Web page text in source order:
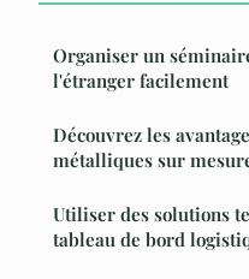
Organiser un
l'étranger facilement
Découvrez les
métalliques sur
Utiliser des solutions
tableau de bord